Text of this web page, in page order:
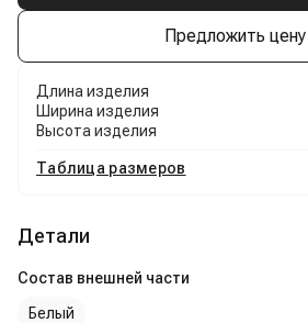
Предложить цену
Длина изделия
Ширина изделия
Высота изделия
Таблица размеров
Детали
Состав внешней части
Белый